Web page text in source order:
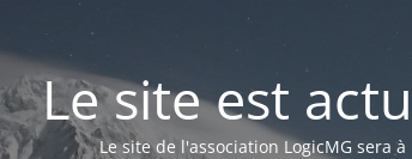
Le site est
Le site de l'association LogicMG sera